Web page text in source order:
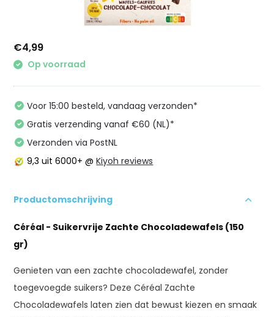
€4,99
Op voorraad
Voor 15:00 besteld, vandaag verzonden*
Gratis verzending vanaf €60 (NL)*
Verzonden via PostNL
9,3 uit 6000+ @Kiyoh reviews
Productomschrijving
Céréal - Suikervrije Zachte Chocoladewafels (150
gr)
Genieten van een zachte chocoladewafel, zonder
toegevoegde suikers? Deze Céréal Zachte
Chocoladewafels laten zien dat bewust kiezen en smaak